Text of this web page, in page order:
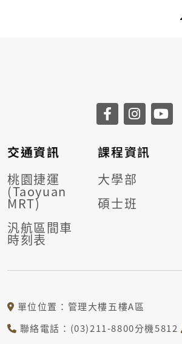
交通資訊
桃園捷運
(Taoyuan
MRT)
汎航區間車
時刻表
課程資訊
大學部
碩士班
單位位置：管理大樓五樓A區
聯絡電話：(03)211-8800分機5812